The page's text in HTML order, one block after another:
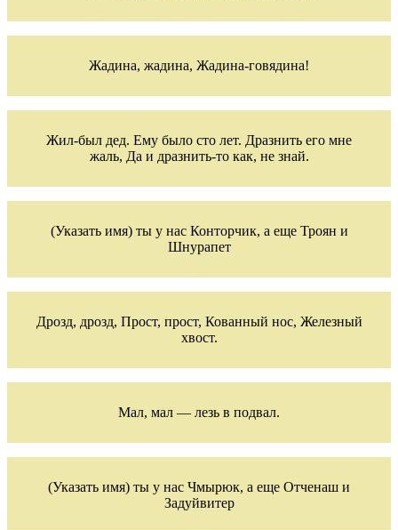
Жадина, жадина, Жадина-говядина!
Жил-был дед. Ему было сто лет. Дразнить его мне
жаль, Да и дразнить-то как, не знай.
(Указать имя) ты у нас Конторчик, а еще Троян и
Шнурапет
Дрозд, дрозд, Прост, прост, Кованный нос, Железный
хвост.
Мал, мал — лезь в подвал.
(Указать имя) ты у нас Чмырюк, а еще Отченаш и
Задуйвитер